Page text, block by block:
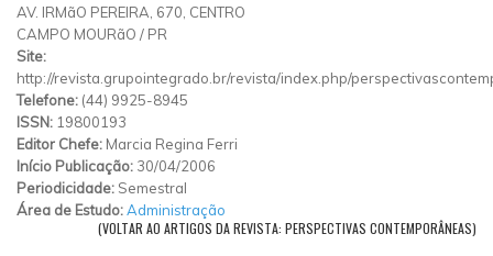
AV. IRMãO PEREIRA, 670, CENTRO
CAMPO MOURãO / PR
Site:
http://revista.grupointegrado.br/revista/index.php/
Telefone: (44) 9925-8945
ISSN: 19800193
Editor Chefe: Marcia Regina Ferri
Início Publicação: 30/04/2006
Periodicidade: Semestral
Área de Estudo:Administração
(VOLTAR AO ARTIGOS DA REVISTA: PERSPECTIVAS CONTEMPORÂNEAS)